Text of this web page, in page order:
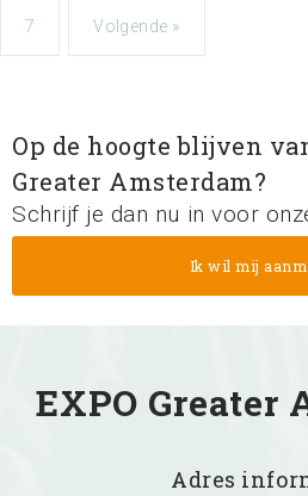
7 Volgende »
Op de hoogte blijven
Greater Amsterdam?
Schrijf je dan nu in voor
EXPO Greater
Adres